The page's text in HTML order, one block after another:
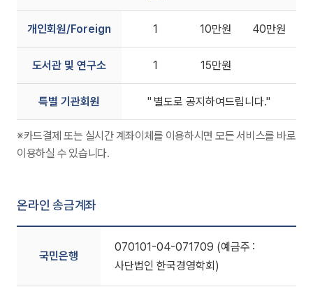
개인회원/Foreign 1 10만원 40만원
도서관 및 연구소 1 15만원
특별 기관회원 " 별도로 공지하여드립니다."
※카드결제 또는 실시간 계좌이체를 이용하시면 모든 서비스를 바로
이용하실 수 있습니다.
온라인 송금계좌
국민은행
070101-04-071709 (예금주 :
사단법인 한국경영학회)